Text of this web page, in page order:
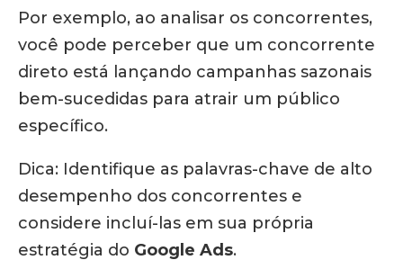
Por exemplo, ao analisar os concorrentes,
você pode perceber que um concorrente
direto está lançando campanhas sazonais
bem-sucedidas para atrair um público
específico.
Dica: Identifique as palavras-chave de alto
desempenho dos concorrentes e
considere incluí-las em sua própria
estratégia do Google Ads.